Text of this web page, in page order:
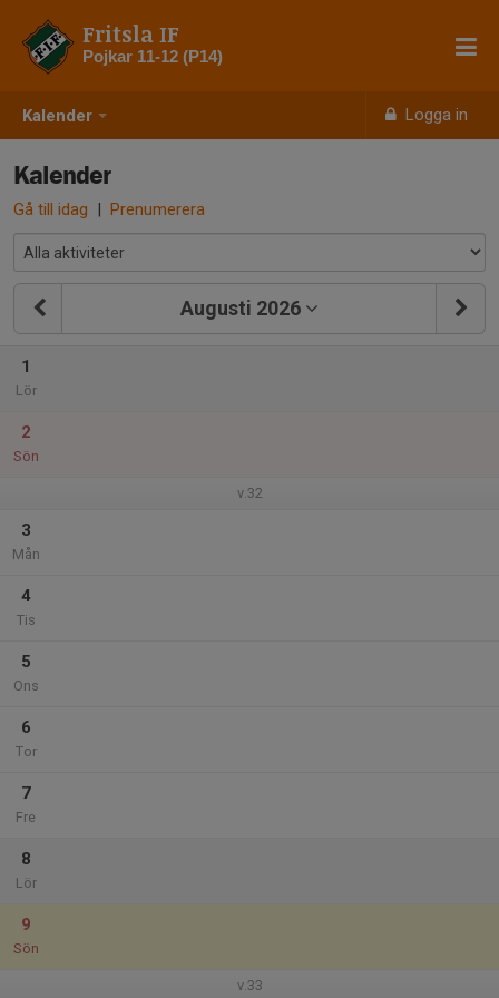
Kalender Logga in
Fritsla IF
Pojkar 11-12 (P14)
Kalender
Gå till idag | Prenumerera
Augusti 2026
1
Lör
2
Sön
v.32
3
Mån
4
Tis
5
Ons
6
Tor
7
Fre
8
Lör
9
Sön
v.33